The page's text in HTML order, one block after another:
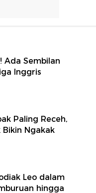
Ada Sembilan
Inggris
Paling Receh,
Ngakak
Leo dalam
hingga